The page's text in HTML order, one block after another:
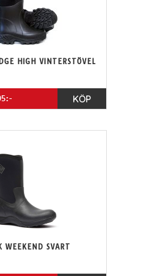
HIGH VINTERSTÖVEL
KÖP
WEEKEND SVART